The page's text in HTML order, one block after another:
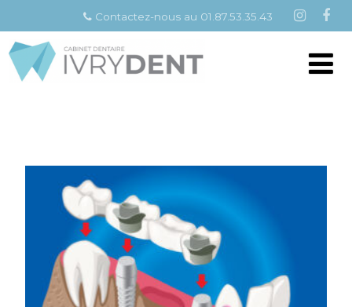
Contactez-nous au 01.87.53.35.43